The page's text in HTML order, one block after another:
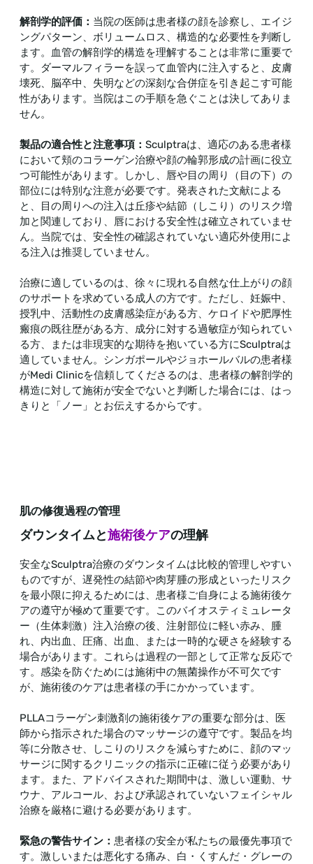
解剖学的評価： 当院の医師は患者様の顔を診察し、エイジ
ングパターン、ボリュームロス、構造的な必要性を判断し
ます。血管の解剖学的構造を理解することは非常に重要で
す。ダーマルフィラーを誤って血管内に注入すると、皮膚
壊死、脳卒中、失明などの深刻な合併症を引き起こす可能
性があります。当院はこの手順を急ぐことは決してありま
せん。
製品の適合性と注意事項： Sculptraは、適応のある患者様
において頬のコラーゲン治療や顔の輪郭形成の計画に役立
つ可能性があります。しかし、唇や目の周り（目の下）の
部位には特別な注意が必要です。発表された文献による
と、目の周りへの注入は丘疹や結節（しこり）のリスク増
加と関連しており、唇における安全性は確立されていませ
ん。当院では、安全性の確認されていない適応外使用によ
る注入は推奨していません。
治療に適しているのは、徐々に現れる自然な仕上がりの顔
のサポートを求めている成人の方です。ただし、妊娠中、
授乳中、活動性の皮膚感染症がある方、ケロイドや肥厚性
瘢痕の既往歴がある方、成分に対する過敏症が知られてい
る方、または非現実的な期待を抱いている方にSculptraは
適していません。シンガポールやジョホールバルの患者様
がMedi Clinicを信頼してくださるのは、患者様の解剖学的
構造に対して施術が安全でないと判断した場合には、はっ
きりと「ノー」とお伝えするからです。
肌の修復過程の管理
ダウンタイムと施術後ケアの理解
安全なSculptra治療のダウンタイムは比較的管理しやすい
ものですが、遅発性の結節や肉芽腫の形成といったリスク
を最小限に抑えるためには、患者様ご自身による施術後ケ
アの遵守が極めて重要です。このバイオスティミュレータ
ー（生体刺激）注入治療の後、注射部位に軽い赤み、腫
れ、内出血、圧痛、出血、または一時的な硬さを経験する
場合があります。これらは過程の一部として正常な反応で
す。感染を防ぐためには施術中の無菌操作が不可欠です
が、施術後のケアは患者様の手にかかっています。
PLLAコラーゲン刺激剤の施術後ケアの重要な部分は、医
師から指示された場合のマッサージの遵守です。製品を均
等に分散させ、しこりのリスクを減らすために、顔のマッ
サージに関するクリニックの指示に正確に従う必要があり
ます。また、アドバイスされた期間中は、激しい運動、サ
ウナ、アルコール、および承認されていないフェイシャル
治療を厳格に避ける必要があります。
緊急の警告サイン： 患者様の安全が私たちの最優先事項で
す。激しいまたは悪化する痛み、白・くすんだ・グレーの